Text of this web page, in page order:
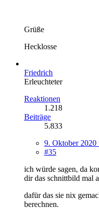
Grüße
Hecklosse
Friedrich
Erleuchteter
Reaktionen
1.218
Beiträge
5.833
9. Oktober 2020
#35
ich würde sagen, da
dir das schnittbild mal
dafür das sie nix
berechnen.